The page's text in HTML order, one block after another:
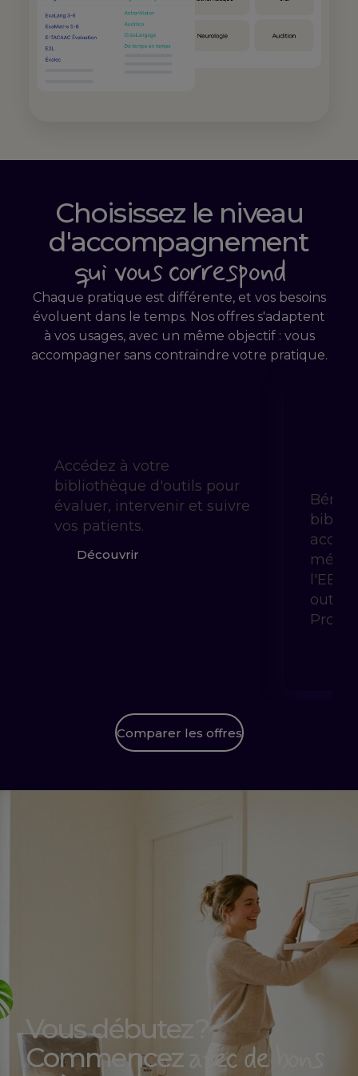
Choisissez le niveau
d'accompagnement
qui vous correspond
Chaque pratique est différente, et vos besoins
évoluent dans le temps. Nos offres s'adaptent
à vos usages, avec un même objectif : vous
accompagner sans contraindre votre pratique.
Accédez à votre
bibliothèque d'outils pour
évaluer, intervenir et suivre
vos patients.
Découvrir
l'EBP
outils
Comparer les offres
Vous débutez ?
Commencez
avec de bons